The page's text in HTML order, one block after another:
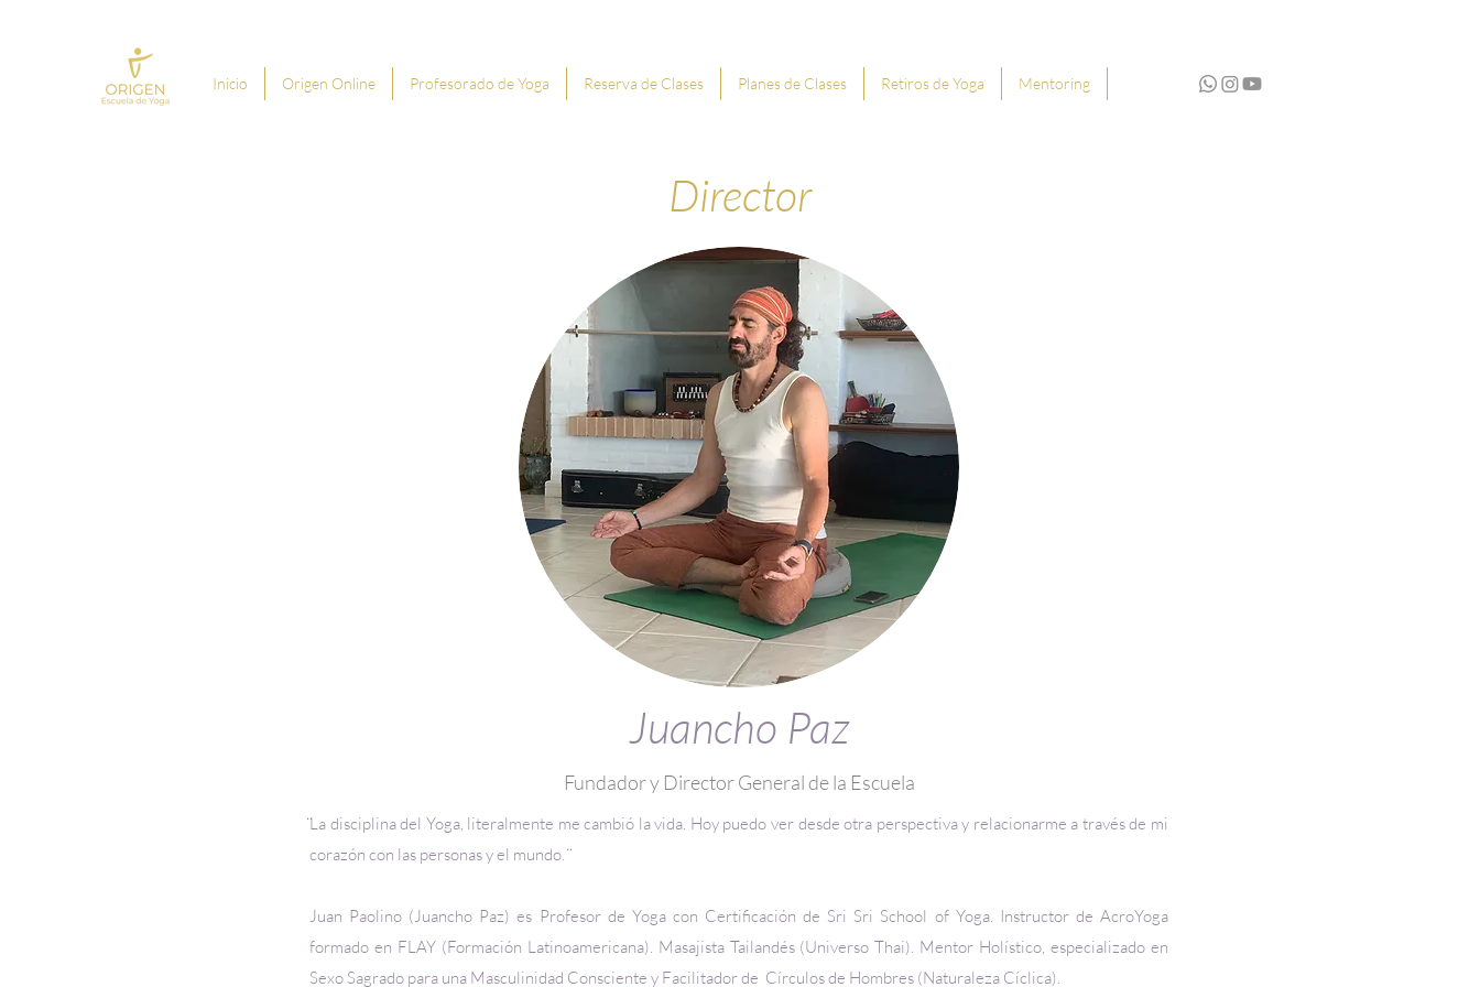
Inicio Origen Online Profesorado de Yoga Reserva de Clases Planes de Clases Retiros de Yoga Mentoring
Director
Juancho Paz
Fundador y Director General de la Escuela
̈La disciplina del Yoga, literalmente me cambió la vida. Hoy puedo ver desde otra perspectiva y relacionarme a través de mi
corazón con las personas y el mundo. ̈
Juan Paolino (Juancho Paz) es Profesor de Yoga con Certificación de Sri Sri School of Yoga. Instructor de AcroYoga
formado en FLAY (Formación Latinoamericana). Masajista Tailandés (Universo Thai). Mentor Holístico, especializado en
Sexo Sagrado para una Masculinidad Consciente y Facilitador de Círculos de Hombres (Naturaleza Cíclica).